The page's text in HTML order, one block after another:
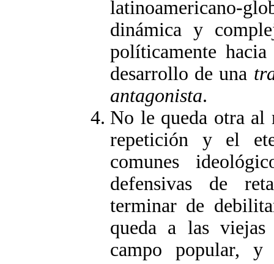
latinoamericano-
dinámica y
políticamente
desarrollo de una
antagonista.
No le queda otra
repetición y el
comunes
defensivas de
terminar de
queda a las viejas
campo popular, y